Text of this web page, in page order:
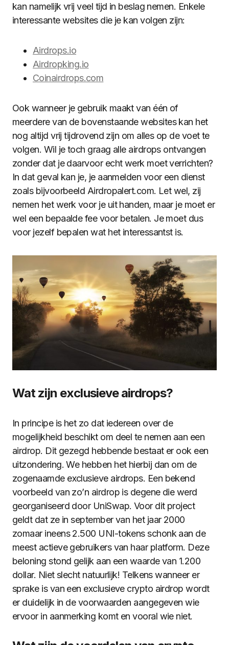
kan namelijk vrij veel tijd in beslag nemen. Enkele
interessante websites die je kan volgen zijn:
Airdrops.io
Airdropking.io
Coinairdrops.com
Ook wanneer je gebruik maakt van één of
meerdere van de bovenstaande websites kan het
nog altijd vrij tijdrovend zijn om alles op de voet te
volgen. Wil je toch graag alle airdrops ontvangen
zonder dat je daarvoor echt werk moet verrichten?
In dat geval kan je, je aanmelden voor een dienst
zoals bijvoorbeeld Airdropalert.com. Let wel, zij
nemen het werk voor je uit handen, maar je moet er
wel een bepaalde fee voor betalen. Je moet dus
voor jezelf bepalen wat het interessantst is.
Wat zijn exclusieve airdrops?
In principe is het zo dat iedereen over de
mogelijkheid beschikt om deel te nemen aan een
airdrop. Dit gezegd hebbende bestaat er ook een
uitzondering. We hebben het hierbij dan om de
zogenaamde exclusieve airdrops. Een bekend
voorbeeld van zo’n airdrop is degene die werd
georganiseerd door UniSwap. Voor dit project
geldt dat ze in september van het jaar 2000
zomaar ineens 2.500 UNI-tokens schonk aan de
meest actieve gebruikers van haar platform. Deze
beloning stond gelijk aan een waarde van 1.200
dollar. Niet slecht natuurlijk! Telkens wanneer er
sprake is van een exclusieve crypto airdrop wordt
er duidelijk in de voorwaarden aangegeven wie
ervoor in aanmerking komt en vooral wie niet.